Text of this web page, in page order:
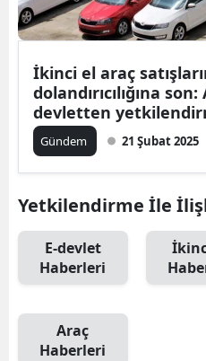
İkinci el araç
dolandırıcılığına
devletten
verilebilecek
Gündem 21 Şubat 2025
Yetkilendirme İle
E-devlet
Haberleri
Araç
Haberleri